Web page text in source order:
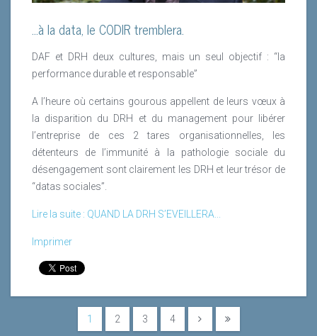
...à la data, le CODIR tremblera.
DAF et DRH deux cultures, mais un seul objectif : “la
performance durable et responsable”
A l’heure où certains gourous appellent de leurs vœux à
la disparition du DRH et du management pour libérer
l’entreprise de ces 2 tares organisationnelles, les
détenteurs de l’immunité à la pathologie sociale du
désengagement sont clairement les DRH et leur trésor de
“datas sociales”.
Lire la suite : QUAND LA DRH S’EVEILLERA...
Imprimer
1 2 3 4